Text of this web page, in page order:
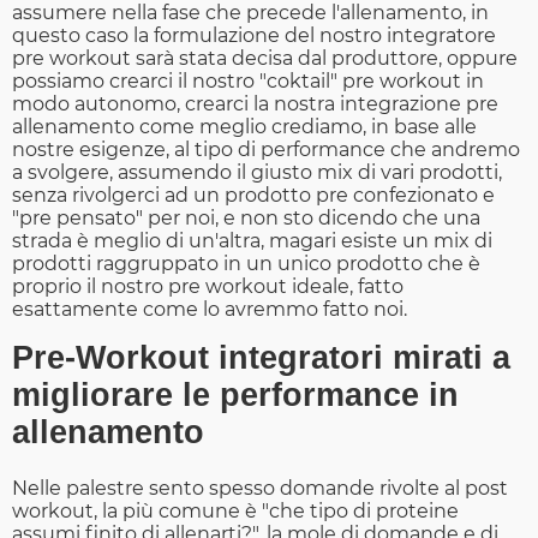
assumere nella fase che precede l'allenamento, in
questo caso la formulazione del nostro integratore
pre workout sarà stata decisa dal produttore, oppure
possiamo crearci il nostro "coktail" pre workout in
modo autonomo, crearci la nostra integrazione pre
allenamento come meglio crediamo, in base alle
nostre esigenze, al tipo di performance che andremo
a svolgere, assumendo il giusto mix di vari prodotti,
senza rivolgerci ad un prodotto pre confezionato e
"pre pensato" per noi, e non sto dicendo che una
strada è meglio di un'altra, magari esiste un mix di
prodotti raggruppato in un unico prodotto che è
proprio il nostro pre workout ideale, fatto
esattamente come lo avremmo fatto noi.
Pre-Workout integratori mirati a
migliorare le performance in
allenamento
Nelle palestre sento spesso domande rivolte al post
workout, la più comune è "che tipo di proteine